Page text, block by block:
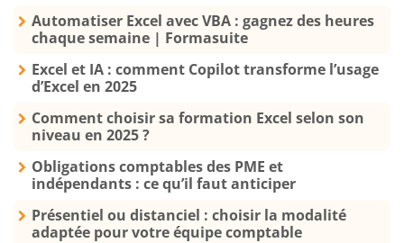
Automatiser Excel avec VBA : gagnez des heures
chaque semaine | Formasuite
Excel et IA : comment Copilot transforme l’usage
d’Excel en 2025
Comment choisir sa formation Excel selon son
niveau en 2025 ?
Obligations comptables des PME et
indépendants : ce qu’il faut anticiper
Présentiel ou distanciel : choisir la modalité
adaptée pour votre équipe comptable